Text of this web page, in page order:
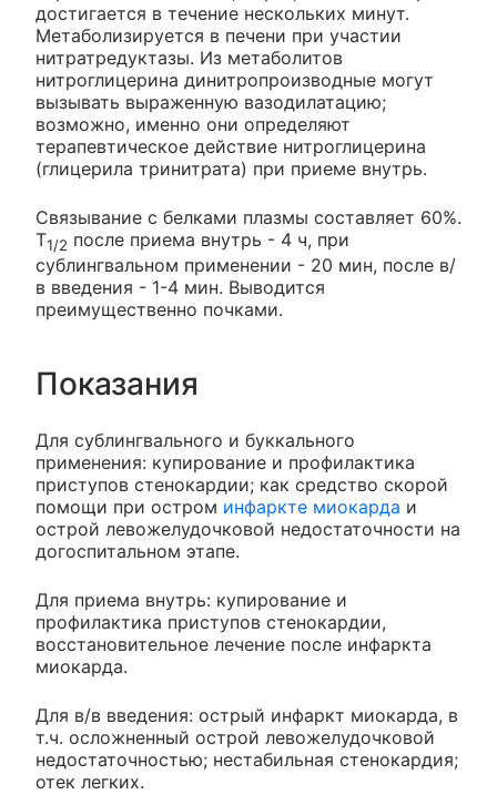
достигается в течение нескольких минут.
Метаболизируется в печени при участии
нитратредуктазы. Из метаболитов
нитроглицерина динитропроизводные могут
вызывать выраженную вазодилатацию;
возможно, именно они определяют
терапевтическое действие нитроглицерина
(глицерила тринитрата) при приеме внутрь.
Связывание с белками плазмы составляет 60%.
T1/2 после приема внутрь - 4 ч, при
сублингвальном применении - 20 мин, после в/
в введения - 1-4 мин. Выводится
преимущественно почками.
Показания
Для сублингвального и буккального
применения: купирование и профилактика
приступов стенокардии; как средство скорой
помощи при остром инфаркте миокарда и
острой левожелудочковой недостаточности на
догоспитальном этапе.
Для приема внутрь: купирование и
профилактика приступов стенокардии,
восстановительное лечение после инфаркта
миокарда.
Для в/в введения: острый инфаркт миокарда, в
т.ч. осложненный острой левожелудочковой
недостаточностью; нестабильная стенокардия;
отек легких.